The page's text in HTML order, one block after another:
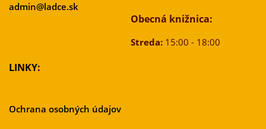
admin@ladce.sk
Obecná knižnica:
Streda:15:00 - 18:00
LINKY:
Ochrana osobných údajov